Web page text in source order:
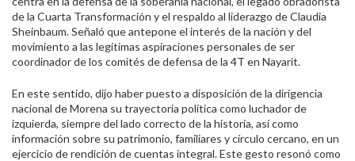
de la Cuarta Transformación y el respaldo al liderazgo de Claudia
Sheinbaum. Señaló que antepone el interés de la nación y del
movimiento a las legítimas aspiraciones personales de ser
coordinador de los comités de defensa de la 4T en Nayarit.
En este sentido, dijo haber puesto a disposición de la dirigencia
nacional de Morena su trayectoria política como luchador de
izquierda, siempre del lado correcto de la historia, así como
información sobre su patrimonio, familiares y círculo cercano, en un
ejercicio de rendición de cuentas integral. Este gesto resonó como